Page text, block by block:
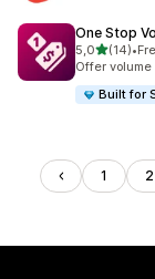
One Stop
5,0na 5(14)
Łączna •
Offer
Built for
1 2